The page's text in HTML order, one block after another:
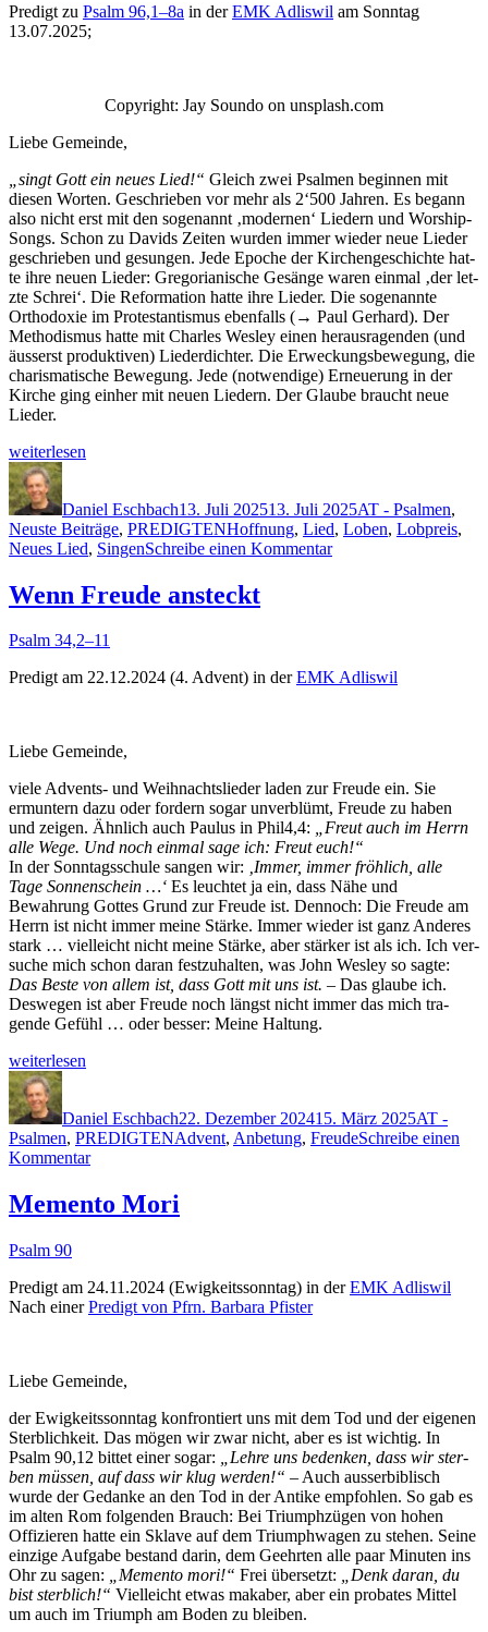
Guten
Predigt zu Psalm 96,1–8a in derEMK Adliswil am Son­ntag
13.07.2025;
Copy­right: Jay Soun­do on unsplash.com
Liebe Gemeinde,
„singt Gott ein neues Lied!“ Gle­ich zwei Psalmen begin­nen mit
diesen Worten. Geschrieben vor mehr als 2‘500 Jahren. Es begann
also nicht erst mit den soge­nan­nt ‚mod­er­nen‘ Liedern und Wor­ship-
Songs. Schon zu Davids Zeit­en wur­den immer wieder neue Lieder
geschrieben und gesun­gen. Jede Epoche der Kirchengeschichte hat­
te ihre neuen Lieder: Gre­go­ri­an­is­che Gesänge waren ein­mal ‚der let­
zte Schrei‘. Die Ref­or­ma­tion hat­te ihre Lieder. Die soge­nan­nte
Ortho­dox­ie im Protes­tantismus eben­falls (→ Paul Ger­hard). Der
Method­is­mus hat­te mit Charles Wes­ley einen her­aus­ra­gen­den (und
äusserst pro­duk­tiv­en) Liederdichter. Die Erweck­ungs­be­we­gung, die
charis­ma­tis­che Bewe­gung. Jede (notwendi­ge) Erneuerung in der
Kirche ging ein­her mit neuen Liedern. Der Glaube braucht neue
Lieder.
„Singt
Gott
neue
Lieder“
weit­er­lesen
Autor
Daniel Eschbach13. Juli 202513. Juli 2025AT - Psalmen,
Neuste Beiträge, PREDIGTENSchlagwörter
Hoffnung, Lied, Loben, Lobpreis,
Neues Lied, SingenSchreibe einen Kommentarzu
Wenn Freude ansteckt
Psalm 34,2–11
Predigt am 22.12.2024 (4. Advent) in derEMK Adliswil
Liebe Gemeinde,
viele Advents- und Wei­h­nacht­slieder laden zur Freude ein. Sie
ermuntern dazu oder fordern sog­ar unverblümt, Freude zu haben
und zeigen. Ähn­lich auch Paulus in Phil4,4: „Freut auch im Her­rn
alle Wege. Und noch ein­mal sage ich: Freut euch!“
In der Son­ntagss­chule san­gen wir: ‚Immer, immer fröh­lich, alle
Tage Son­nen­schein …‘ Es leuchtet ja ein, dass Nähe und
Bewahrung Gottes Grund zur Freude ist. Den­noch: Die Freude am
Her­rn ist nicht immer meine Stärke. Immer wieder ist ganz Anderes
stark … vielle­icht nicht meine Stärke, aber stärk­er ist als ich. Ich ver­
suche mich schon daran festzuhal­ten, was John Wes­ley so sagte:
Das Beste von allem ist, dass Gott mit uns ist. – Das glaube ich.
Deswe­gen ist aber Freude noch längst nicht immer das mich tra­
gende Gefühl … oder bess­er: Meine Haltung.
„Wenn
Freude
ansteckt“
weit­er­lesen
Autor
Daniel Eschbach22. Dezember 202415. März 2025AT -
Psalmen, PREDIGTENSchlagwörter
Advent, Anbetung, FreudeSchreibe einen
Kommentarzu
Freude
ansteckt
Memento Mori
Psalm 90
Predigt am 24.11.2024 (Ewigkeitsson­ntag) in derEMK Adliswil
Nach ein­erPredigt von Pfrn. Bar­bara Pfister
Liebe Gemeinde,
der Ewigkeitsson­ntag kon­fron­tiert uns mit dem Tod und der eige­nen
Sterblichkeit. Das mögen wir zwar nicht, aber es ist wichtig. In
Psalm 90,12 bit­tet ein­er sog­ar:
„Lehre uns bedenken, dass wir ster­
ben müssen, auf dass wir klug wer­den!“ – Auch ausser­bib­lisch
wurde der Gedanke an den Tod in der Antike emp­fohlen. So gab es
im alten Rom fol­gen­den Brauch: Bei Tri­umphzü­gen von hohen
Offizieren hat­te ein Sklave auf dem Tri­umph­wa­gen zu ste­hen. Seine
einzige Auf­gabe bestand darin, dem Geehrten alle paar Minuten ins
Ohr zu sagen:
„Memen­to mori!“ Frei über­set­zt:
„Denk daran, du
bist sterblich!“ Vielle­icht etwas mak­aber, aber ein pro­bates Mit­tel
um auch im Tri­umph am Boden zu bleiben.